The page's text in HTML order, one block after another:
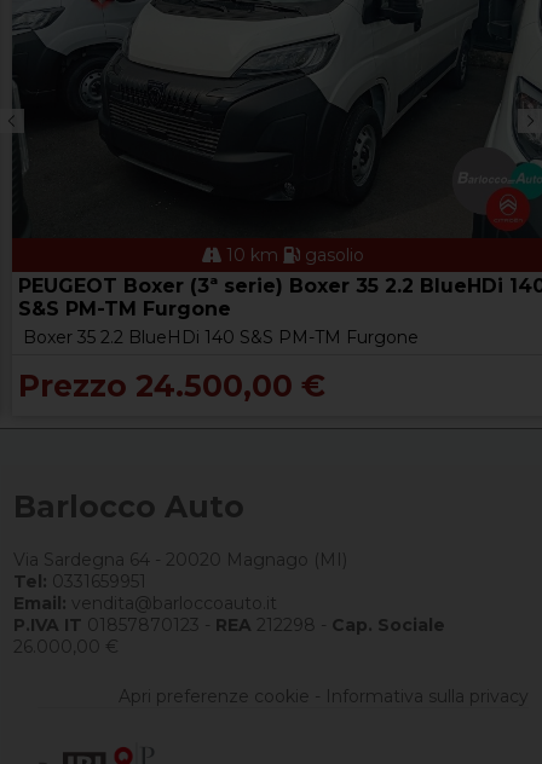
10 km gasolio
PEUGEOT Boxer (3ª serie) Boxer 35 2.2 BlueHDi
S&S PM-TM Furgone
Boxer 35 2.2 BlueHDi 140 S&S PM-TM Furgone
Prezzo 24.500,00 €
Barlocco Auto
Via Sardegna 64 - 20020 Magnago (MI)
Tel: 0331659951
Email: vendita@barloccoauto.it
P.IVA IT 01857870123 - REA 212298 - Cap. Sociale
26.000,00 €
Apri preferenze cookie - Informativa sulla privacy